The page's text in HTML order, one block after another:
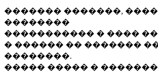
������� �������,
��������
����������� � ����
� ������ �� �������
��������.
����� ����� � �������